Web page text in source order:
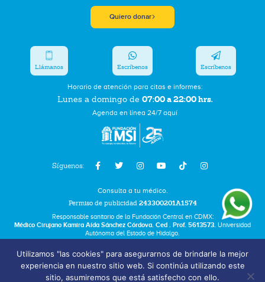
Quiero donar
Síguenos:
Horario de atención para citas e informes:
Lunes a domingo de 07:00 a 22:00 hrs.
Agenda en línea 24/7 aquí
Llámanos Escríbenos Escríbenos
Consulta a tu médico.
Permiso de publicidad 243300201A1574
Responsable sanitario de la Fundación Central en CDMX:
Médico Cirujano Kamira Aída Sánchez Córdova. Ced . Prof. 5613573. Universidad
Autónoma del Estado de Hidalgo.
Términos y Condiciones
Bolsa de Trabajo
Utilizamos "las cookies" para asegurarnos de brindarle la mejor
experiencia en nuestro sitio web. Si continúa utilizando este
sitio, asumiremos que está satisfecho con ello.